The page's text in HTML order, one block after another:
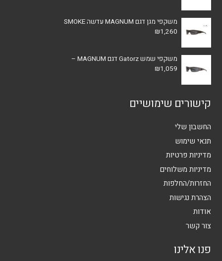
משקפי מגן דגם MAGNUM עדשה SMOKE
₪1,260
משקפי שמש Gatorz דגם MAGNUM –
₪1,059
קישורים שימושיים
החשבון שלי
תנאי שימוש
מדיניות פרטיות
מדיניות משלוחים
החזרות/החלפות
הצהרת נגישות
אודות
צור קשר
פנו אלינו